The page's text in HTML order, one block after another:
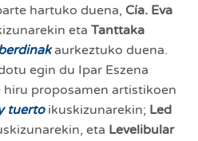
hartuko duena, Cía. Eva
eta Tanttaka
aurkeztuko duena.
egin du Ipar Eszena
hiru proposamen artistikoen
tuertoikuskizunarekin; Led
eta Levelibular